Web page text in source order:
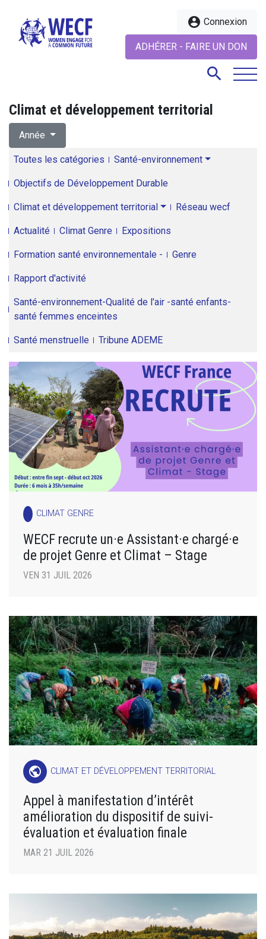
account_circle Connexion
ADHÉRER - FAIRE UN DON
search
Climat et développement territorial
Année
Toutes les catégories Santé-environnement
Objectifs de Développement Durable
Climat et développement territorial Réseau wecf
Actualité Climat Genre Expositions
Formation santé environnementale - Genre
Rapport d'activité
Santé-environnement-Qualité de l'air -santé enfants-
santé femmes enceintes
Santé menstruelle Tribune ADEME
CLIMAT GENRE
WECF recrute un·e Assistant·e chargé·e
de projet Genre et Climat – Stage
VEN 31 JUIL 2026
public CLIMAT ET DÉVELOPPEMENT TERRITORIAL
Appel à manifestation d’intérêt
amélioration du dispositif de suivi-
évaluation et évaluation finale
MAR 21 JUIL 2026